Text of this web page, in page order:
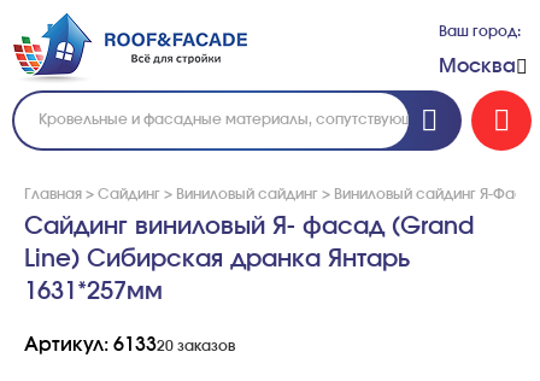
Ваш город:
Москва
Главная > Сайдинг > Виниловый сайдинг > Виниловый сайдинг Я-
Сайдинг виниловый Я- фасад (Grand
Line) Сибирская дранка Янтарь
1631*257мм
Артикул: 613320 заказов